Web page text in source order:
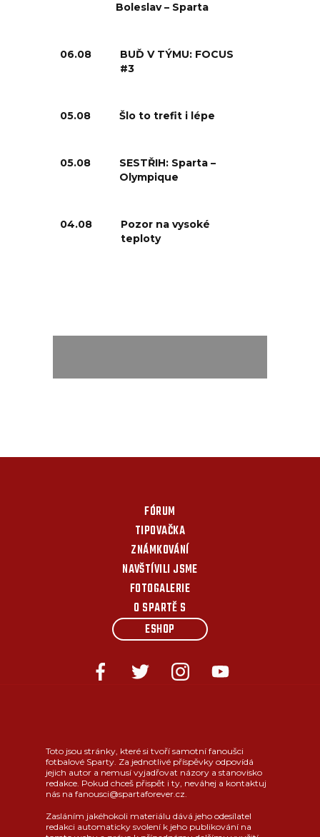
Boleslav – Sparta
06.08
BUĎ V TÝMU: FOCUS
#3
05.08 Šlo to trefit i lépe
05.08
SESTŘIH: Sparta –
Olympique
04.08
Pozor na vysoké
teploty
FÓRUM
TIPOVAČKA
ZNÁMKOVÁNÍ
NAVŠTÍVILI JSME
FOTOGALERIE
O SPARTĚ S
ESHOP
Toto jsou stránky, které si tvoří samotní fanoušci
fotbalové Sparty. Za jednotlivé příspěvky odpovídá
jejich autor a nemusí vyjadřovat názory a stanovisko
redakce. Pokud chceš přispět i ty, neváhej a kontaktuj
nás na fanousci@spartaforever.cz.
Zasláním jakéhokoli materiálu dává jeho odesílatel
redakci automaticky svolení k jeho publikování na